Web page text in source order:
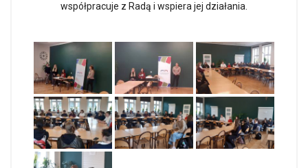
współpracuje z Radą i wspiera jej działania.